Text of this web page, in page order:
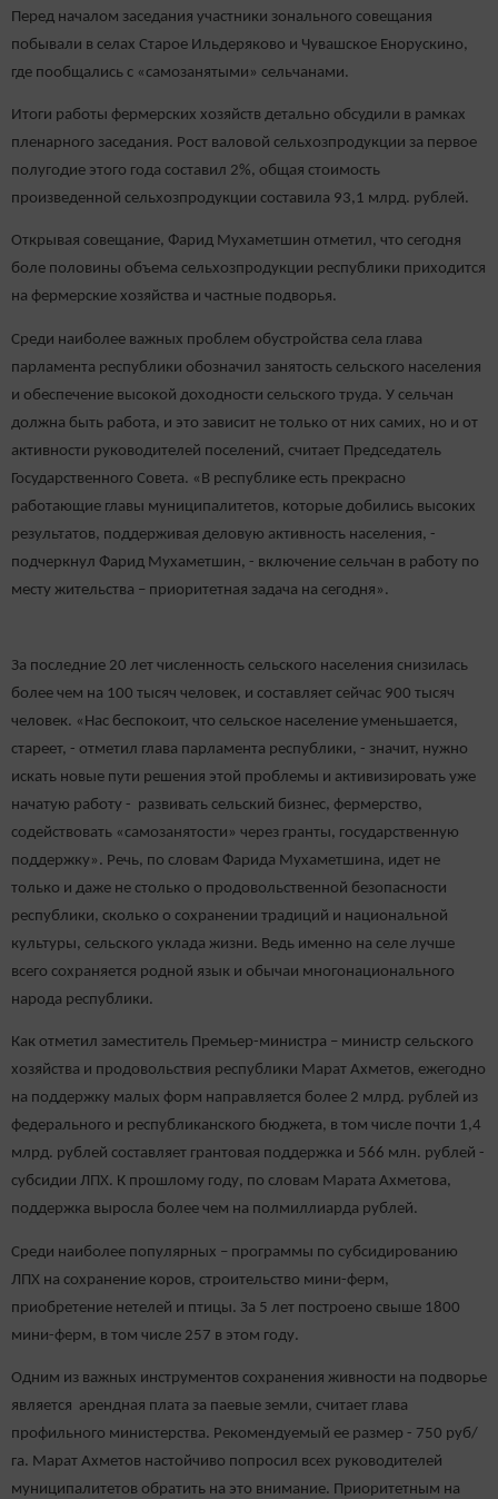
Перед началом заседания участники зонального совещания
побывали в селах Старое Ильдеряково и Чувашское Енорускино,
где пообщались с «самозанятыми» сельчанами.
Итоги работы фермерских хозяйств детально обсудили в рамках
пленарного заседания. Рост валовой сельхозпродукции за первое
полугодие этого года составил 2%, общая стоимость
произведенной сельхозпродукции составила 93,1 млрд. рублей.
Открывая совещание, Фарид Мухаметшин отметил, что сегодня
боле половины объема сельхозпродукции республики приходится
на фермерские хозяйства и частные подворья.
Среди наиболее важных проблем обустройства села глава
парламента республики обозначил занятость сельского населения
и обеспечение высокой доходности сельского труда. У сельчан
должна быть работа, и это зависит не только от них самих, но и от
активности руководителей поселений, считает Председатель
Государственного Совета. «В республике есть прекрасно
работающие главы муниципалитетов, которые добились высоких
результатов, поддерживая деловую активность населения, -
подчеркнул Фарид Мухаметшин, - включение сельчан в работу по
месту жительства – приоритетная задача на сегодня».
За последние 20 лет численность сельского населения снизилась
более чем на 100 тысяч человек, и составляет сейчас 900 тысяч
человек. «Нас беспокоит, что сельское население уменьшается,
стареет, - отметил глава парламента республики, - значит, нужно
искать новые пути решения этой проблемы и активизировать уже
начатую работу - развивать сельский бизнес, фермерство,
содействовать «самозанятости» через гранты, государственную
поддержку». Речь, по словам Фарида Мухаметшина, идет не
только и даже не столько о продовольственной безопасности
республики, сколько о сохранении традиций и национальной
культуры, сельского уклада жизни. Ведь именно на селе лучше
всего сохраняется родной язык и обычаи многонационального
народа республики.
Как отметил заместитель Премьер-министра – министр сельского
хозяйства и продовольствия республики Марат Ахметов, ежегодно
на поддержку малых форм направляется более 2 млрд. рублей из
федерального и республиканского бюджета, в том числе почти 1,4
млрд. рублей составляет грантовая поддержка и 566 млн. рублей -
субсидии ЛПХ. К прошлому году, по словам Марата Ахметова,
поддержка выросла более чем на полмиллиарда рублей.
Среди наиболее популярных – программы по субсидированию
ЛПХ на сохранение коров, строительство мини-ферм,
приобретение нетелей и птицы. За 5 лет построено свыше 1800
мини-ферм, в том числе 257 в этом году.
Одним из важных инструментов сохранения живности на подворье
является арендная плата за паевые земли, считает глава
профильного министерства. Рекомендуемый ее размер - 750 руб/
га. Марат Ахметов настойчиво попросил всех руководителей
муниципалитетов обратить на это внимание. Приоритетным на